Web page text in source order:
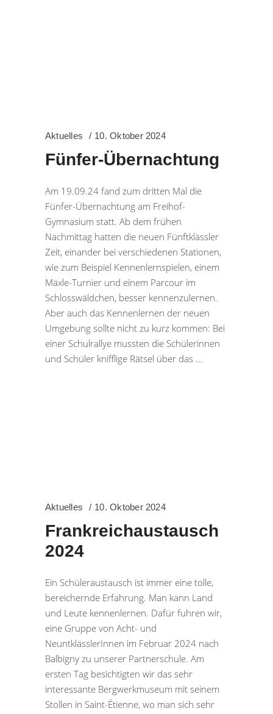
Aktuelles 10. Oktober 2024
Fünfer-Übernachtung
Am 19.09.24 fand zum dritten Mal die
Fünfer-Übernachtung am Freihof-
Gymnasium statt. Ab dem frühen
Nachmittag hatten die neuen Fünftklässler
Zeit, einander bei verschiedenen Stationen,
wie zum Beispiel Kennenlernspielen, einem
Mäxle-Turnier und einem Parcour im
Schlosswäldchen, besser kennenzulernen.
Aber auch das Kennenlernen der neuen
Umgebung sollte nicht zu kurz kommen: Bei
einer Schulrallye mussten die Schülerinnen
und Schüler knifflige Rätsel über das
Aktuelles 10. Oktober 2024
Frankreichaustausch
2024
Ein Schüleraustausch ist immer eine tolle,
bereichernde Erfahrung. Man kann Land
und Leute kennenlernen. Dafür fuhren wir,
eine Gruppe von Acht- und
NeuntklässlerInnen im Februar 2024 nach
Balbigny zu unserer Partnerschule. Am
ersten Tag besichtigten wir das sehr
interessante Bergwerkmuseum mit seinem
Stollen in Saint-Étienne, wo man sich sehr